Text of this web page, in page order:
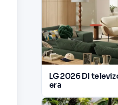
LG 2026 DI
era